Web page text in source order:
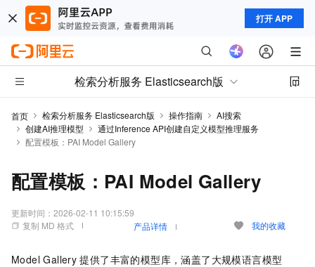
打开 APP
检索分析服务 Elasticsearch版
首页 检索分析服务 Elasticsearch版 操作指南
AI搜索
创建AI推理模型
通过Inference API创建自定义模型推理服务
配置模板：PAI Model Gallery
配置模板：PAI Model Gallery
更新时间： 2026-02-11 10:15:59
复制 MD 格式
产品详情 我的收藏
Model Gallery 提供了丰富的模型库，涵盖了大规模语言模型